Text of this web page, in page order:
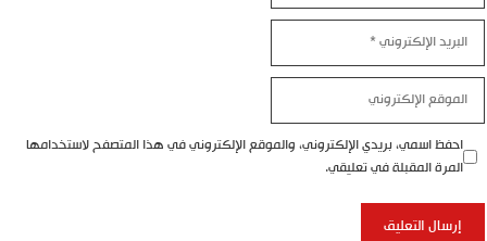
الإلكتروني
الإلكتروني
احفظ اسمي، بريدي الإلكتروني، والموقع الإلكتروني في هذا المتصفح لاستخدامها
المرة المقبلة في تعليقي.